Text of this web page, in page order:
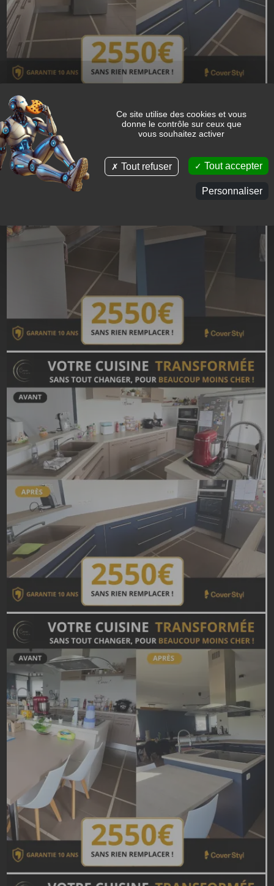
Ce site utilise des cookies et vous
donne le contrôle sur ceux que
vous souhaitez activer
Tout accepter
Tout refuser
Personnaliser